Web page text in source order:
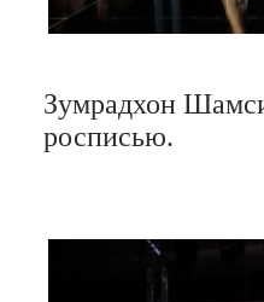
Зумрадхон
росписью.